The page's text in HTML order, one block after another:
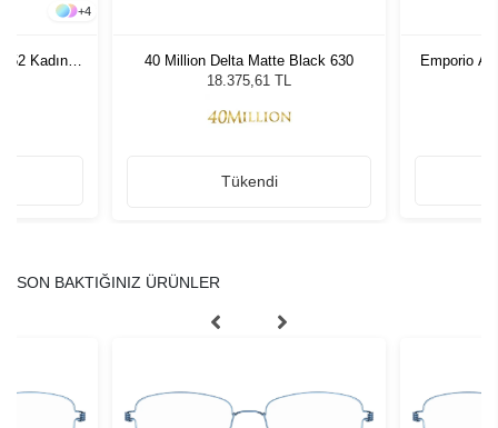
+4
Kadın
40 Million Delta Matte Black 630
18.375,61 TL
Tükendi
Emporio
SON BAKTIĞINIZ ÜRÜNLER